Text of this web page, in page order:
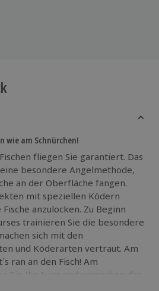
wie am Schnürchen!
fliegen Sie garantiert. Das
besondere Angelmethode,
an der Oberfläche fangen.
mit speziellen Ködern
anzulocken. Zu Beginn
trainieren Sie die besondere
sich mit den
und Köderarten vertraut. Am
ran an den Fisch! Am
Sie Ihr Auge und versuchen das
Im Vergleich zu Anglern, gehen